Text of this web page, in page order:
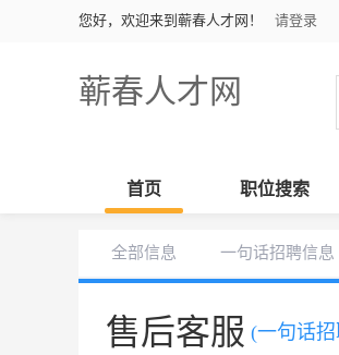
您好，欢迎来到蕲春人才网！ 请登录
蕲春人才网
首页 职位搜索
全部信息 一句话招聘信息
售后客服 (一句话